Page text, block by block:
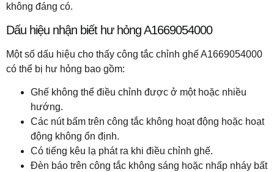
không đáng có.
Dấu hiệu nhận biết hư hỏng A1669054000
Một số dấu hiệu cho thấy công tắc chỉnh ghế A1669054000
có thể bị hư hỏng bao gồm:
Ghế không thể điều chỉnh được ở một hoặc nhiều
hướng.
Các nút bấm trên công tắc không hoạt động hoặc hoạt
động không ổn định.
Có tiếng kêu lạ phát ra khi điều chỉnh ghế.
Đèn báo trên công tắc không sáng hoặc nhấp nháy bất